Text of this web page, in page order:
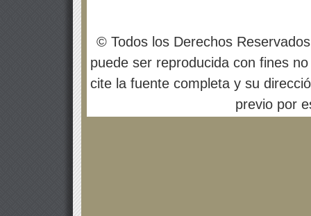
© Todos los Derechos
puede ser reproducida con fines
cite la fuente completa y su
previo por